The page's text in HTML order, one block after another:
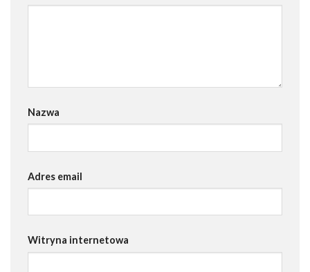
Nazwa
Adres email
Witryna internetowa